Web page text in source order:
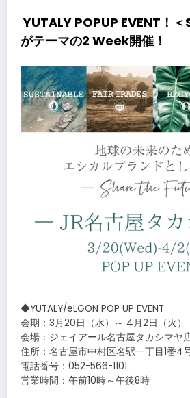
YUTALY POPUP EVENT！＜
がテーマの2 Week開催！
◆YUTALY/eLGON POP UP EVENT
会期：3月20日（水）～ 4月2日（火）
会場：ジェイアール名古屋タカシマ
住所：名古屋市中村区名駅一丁目1番4
電話番号：052-566-1101
営業時間：午前10時～午後8時